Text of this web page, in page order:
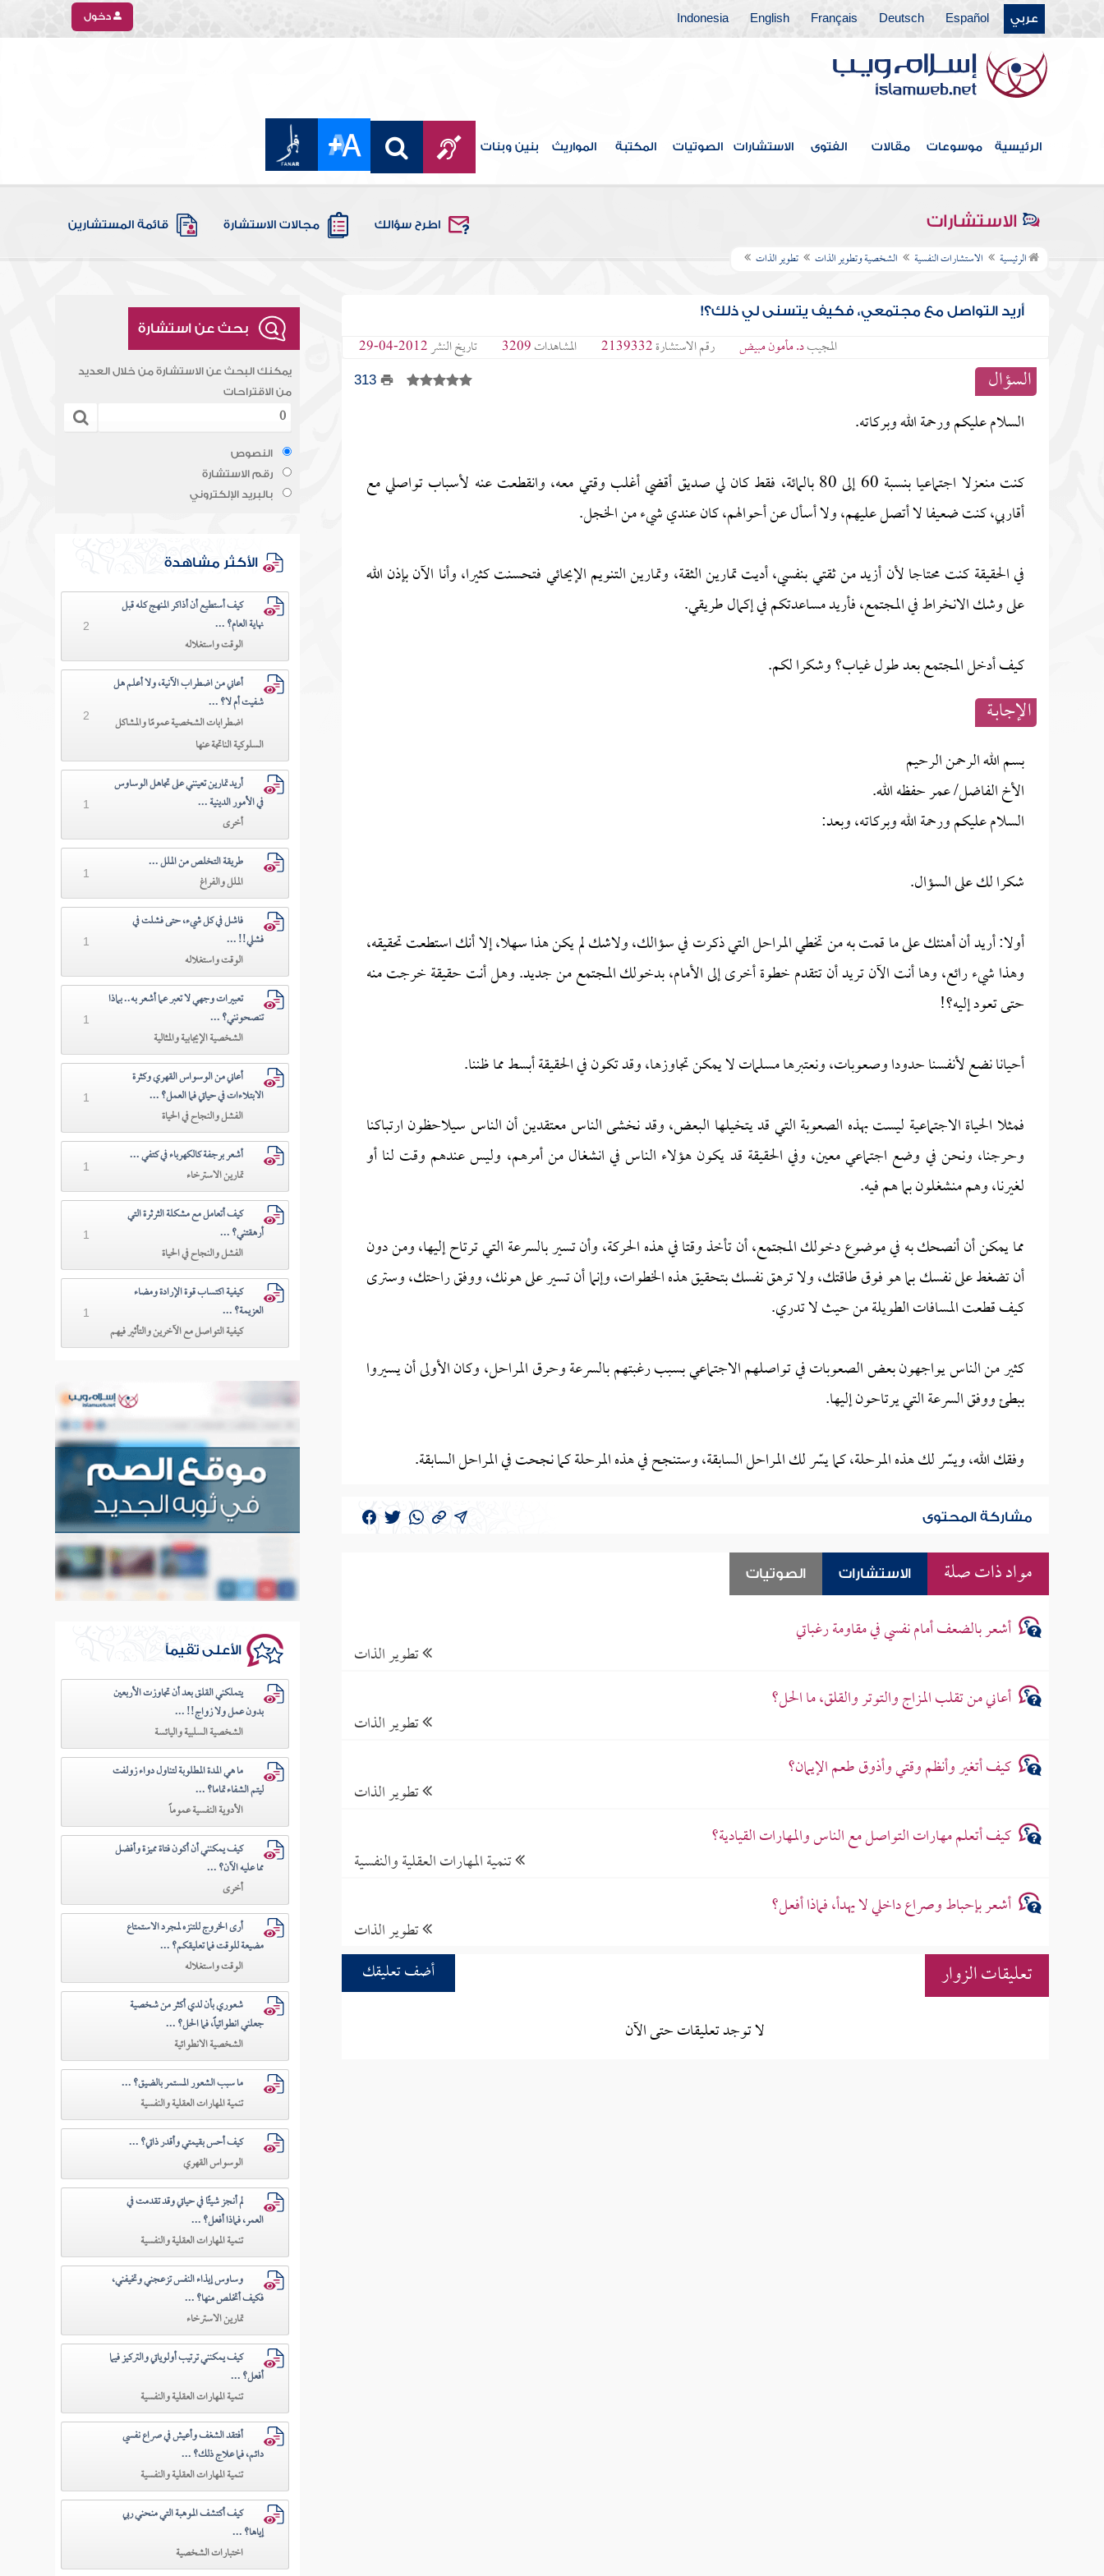
عربي Español
Deutsch
Français
English
Indonesia دخول
الرئيسية موسوعات مقالات الفتوى الاستشارات الصوتيات المكتبة المواريث بنين وبنات
الاستشارات اطرح سؤالك مجالات الاستشارة قائمة المستشارين
الرئيسية الاستشارات النفسية الشخصية وتطوير الذات تطوير الذات
أريد التواصل مع مجتمعي، فكيف يتسنى لي ذلك؟!
المجيبد. مأمون مبيض رقم الاستشارة2139332 المشاهدات3209 تاريخ النشر2012-04-29
السؤال 313
السلام عليكم ورحمة الله وبركاته.
كنت منعزلا اجتماعيا بنسبة 60 إلى 80 بالمائة، فقط كان لي صديق أقضي أغلب وقتي معه، وانقطعت عنه لأسباب تواصلي مع
أقاربي، كنت ضعيفا لا أتصل عليهم، ولا أسأل عن أحوالهم، كان عندي شيء من الخجل.
في الحقيقة كنت محتاجا لأن أزيد من ثقتي بنفسي، أديت تمارين الثقة، وتمارين التنويم الإيحائي فتحسنت كثيرا، وأنا الآن بإذن الله
على وشك الانخراط في المجتمع، فأريد مساعدتكم في إكمال طريقي.
كيف أدخل المجتمع بعد طول غياب؟ وشكرا لكم.
الإجابــة
بسم الله الرحمن الرحيم
الأخ الفاضل/ عمر حفظه الله.
السلام عليكم ورحمة الله وبركاته، وبعد:
شكرا لك على السؤال.
أولا: أريد أن أهنئك على ما قمت به من تخطي المراحل التي ذكرت في سؤالك، ولاشك لم يكن هذا سهلا، إلا أنك استطعت تحقيقه،
وهذا شيء رائع، وها أنت الآن تريد أن تتقدم خطوة أخرى إلى الأمام، بدخولك المجتمع من جديد. وهل أنت حقيقة خرجت منه
حتى تعود إليه؟!
أحيانا نضع لأنفسنا حدودا وصعوبات، ونعتبرها مسلمات لا يمكن تجاوزها، وقد تكون في الحقيقة أبسط مما ظننا.
فمثلا الحياة الاجتماعية ليست بهذه الصعوبة التي قد يتخيلها البعض، وقد نخشى الناس معتقدين أن الناس سيلاحظون ارتباكنا
وحرجنا، ونحن في وضع اجتماعي معين، وفي الحقيقة قد يكون هؤلاء الناس في انشغال من أمرهم، وليس عندهم وقت لنا أو
لغيرنا، وهم منشغلون بما هم فيه.
مما يمكن أن أنصحك به في موضوع دخولك المجتمع، أن تأخذ وقتا في هذه الحركة، وأن تسير بالسرعة التي ترتاح إليها، ومن دون
أن تضغط على نفسك بما هو فوق طاقتك، ولا ترهق نفسك بتحقيق هذه الخطوات، وإنما أن تسير على هونك، ووفق راحتك، وسترى
كيف قطعت المسافات الطويلة من حيث لا تدري.
كثير من الناس يواجهون بعض الصعوبات في تواصلهم الاجتماعي بسبب رغبتهم بالسرعة وحرق المراحل، وكان الأولى أن يسيروا
ببطئ ووفق السرعة التي يرتاحون إليها.
وفقك الله، ويسّر لك هذه المرحلة، كما يسّر لك المراحل السابقة، وستنجح في هذه المرحلة كما نجحت في المراحل السابقة.
مشاركة المحتوى
مواد ذات صلة الاستشارات الصوتيات
أشعر بالضعف أمام نفسي في مقاومة رغباتي
تطوير الذات
أعاني من تقلب المزاج والتوتر والقلق، ما الحل؟
تطوير الذات
كيف أتغير وأنظم وقتي وأذوق طعم الإيمان؟
تطوير الذات
كيف أتعلم مهارات التواصل مع الناس والمهارات القيادية؟
تنمية المهارات العقلية والنفسية
أشعر بإحباط وصراع داخلي لا يهدأ، فماذا أفعل؟
تطوير الذات
تعليقات الزوار
أضف تعليقك
لا توجد تعليقات حتى الآن
بحث عن استشارة
يمكنك البحث عن الاستشارة من خلال العديد
من الاقتراحات
النصوص
رقم الاستشارة
بالبريد الإلكتروني
الأكثر مشاهدة
كيف أستطيع أن أذاكر المنهج كله قبل
نهاية العام؟ ...
الوقت واستغلاله
2
أعاني من اضطراب الآنية، ولا أعلم هل
شفيت أم لا؟ ...
اضطرابات الشخصية عمومًا والمشاكل
السلوكية الناتجة عنها
2
أريد تمارين تعينني على تجاهل الوساوس
في الأمور الدينية ...
أخرى
1
طريقة التخلص من الملل ...
الملل والفراغ
1
فاشل في كل شيء، حتى فشلت في
فشلي!! ...
الوقت واستغلاله
1
تعبيرات وجهي لا تعبر عما أشعر به.. بماذا
تنصحونني؟ ...
الشخصية الإيجابية والمثالية
1
أعاني من الوسواس القهري وكثرة
الابتلاءات في حياتي فما العمل؟ ...
الفشل والنجاح في الحياة
1
أشعر برجفة كالكهرباء في كتفي ...
تمارين الاسترخاء
1
كيف أتعامل مع مشكلة الثرثرة التي
أرهقتني؟ ...
الفشل والنجاح في الحياة
1
كيفية اكتساب قوة الإرادة ومضاء
العزيمة؟ ...
كيفية التواصل مع الآخرين والتأثير فيهم
1
الأعلى تقيماً
يتملكني القلق بعد أن تجاوزت الأربعين
بدون عمل ولا زواج!! ...
الشخصية السلبية واليائسة
ما هي المدة المطلوبة لتناول دواء زولفت
ليتم الشفاء تماما؟ ...
الأدوية النفسية عموماً
كيف يمكنني أن أكون فتاة مميزة وأفضل
مما عليه الآن؟ ...
أخرى
أرى الخروج للتنزه لمجرد الاستمتاع
مضيعة للوقت فما تعليقكم؟ ...
الوقت واستغلاله
شعوري بأن لدي أكثر من شخصية
جعلني انطوائياً، فما الحل؟ ...
الشخصية الانطوائية
ما سبب الشعور المستمر بالضيق؟ ...
تنمية المهارات العقلية والنفسية
كيف أحس بقيمتي وأقدر ذاتي؟ ...
الوسواس القهري
لم أنجز شيئًا في حياتي وقد تقدمت في
العمر، فماذا أفعل؟ ...
تنمية المهارات العقلية والنفسية
وساوس إيذاء النفس تزعجني وتخيفني،
فكيف أتخلص منها؟ ...
تمارين الاسترخاء
كيف يمكنني ترتيب أولوياتي والتركيز فيما
أفعل؟ ...
تنمية المهارات العقلية والنفسية
أفتقد الشغف وأعيش في صراع نفسي
دائم، فما علاج ذلك؟ ...
تنمية المهارات العقلية والنفسية
كيف أكتشف الموهبة التي منحني ربي
إياها؟ ...
اختبارات الشخصية